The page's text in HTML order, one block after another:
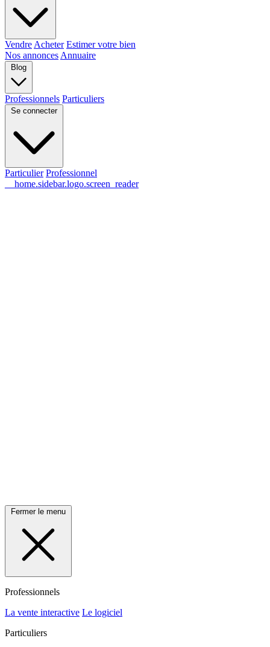
Vendre Acheter Estimer votre bien
Nos annonces Annuaire
Blog
Professionnels Particuliers
Se connecter
Particulier Professionnel
__home.sidebar.logo.screen_reader
Fermer le menu
Professionnels
La vente interactive Le logiciel
Particuliers